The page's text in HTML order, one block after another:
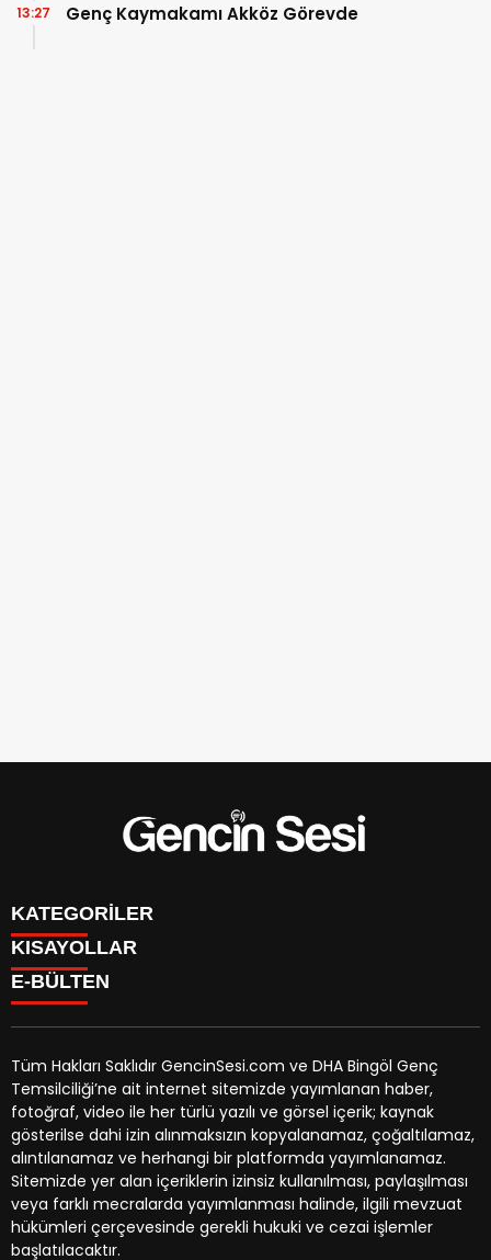
Genç Kaymakamı Akköz Görevde
13:27
KATEGORİLER
GENÇ
BİNGÖL
ÖZEL HABER
EKONOMİ
YEREL HABERLER
CANLI BORSA
KÜNYE
İLETİŞİM
KISAYOLLAR
BURÇLAR
CANLI TV
HAVA DURUMU
NÖBETÇİ ECZANELER
TRAFİK DURUMU
YEREL HABERLER
GAZETELER
E-BÜLTEN
gencinsesi.com e-bültenine abone olarak, tarafınıza haber,
duyuru ve kampanya içerikli e-postaların gönderilmesini
kabul etmiş olursunuz.
Tüm Hakları Saklıdır GencinSesi.com ve DHA Bingöl Genç
Temsilciliği’ne ait internet sitemizde yayımlanan haber,
fotoğraf, video ile her türlü yazılı ve görsel içerik; kaynak
gösterilse dahi izin alınmaksızın kopyalanamaz, çoğaltılamaz,
alıntılanamaz ve herhangi bir platformda yayımlanamaz.
Sitemizde yer alan içeriklerin izinsiz kullanılması, paylaşılması
veya farklı mecralarda yayımlanması halinde, ilgili mevzuat
hükümleri çerçevesinde gerekli hukuki ve cezai işlemler
başlatılacaktır.